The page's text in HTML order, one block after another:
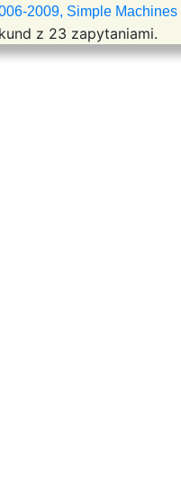
2009, Simple Machines
z 23 zapytaniami.